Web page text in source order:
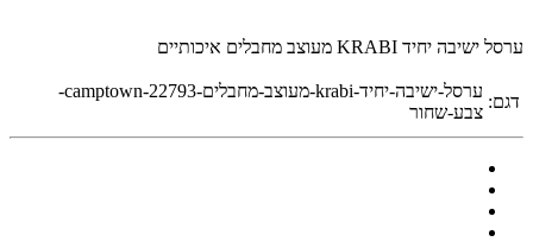
ערסל ישיבה יחיד KRABI מעוצב מחבלים איכותיים
דגם:
ערסל-ישיבה-יחיד-krabi-מעוצב-מחבלים-camptown-22793-
צבע-שחור